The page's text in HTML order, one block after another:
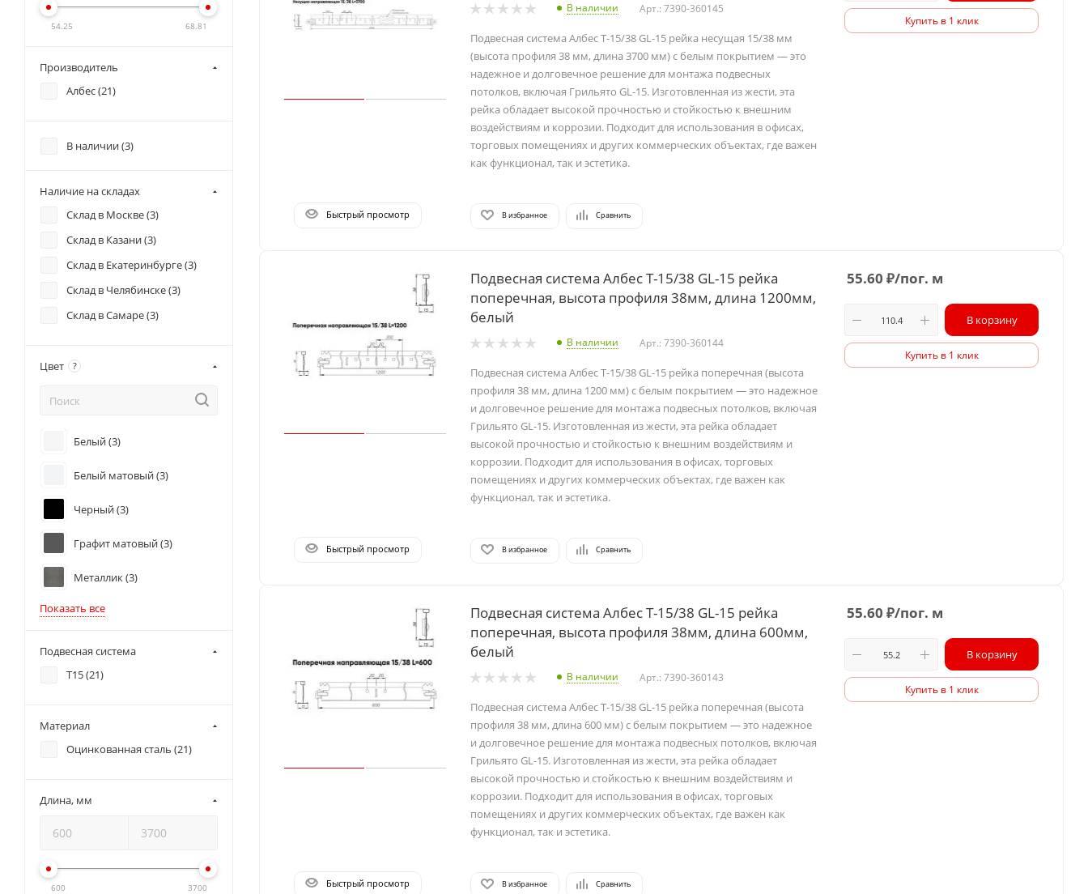
Быстрый просмотр
В наличии Арт.: 7390-360145
Подвесная система Албес T-15/38 GL-15 рейка несущая 15/38 мм
(высота профиля 38 мм, длина 3700 мм) с белым покрытием — это
надежное и долговечное решение для монтажа подвесных
потолков, включая Грильято GL-15. Изготовленная из жести, эта
рейка обладает высокой прочностью и стойкостью к внешним
воздействиям и коррозии. Подходит для использования в офисах,
торговых помещениях и других коммерческих объектах, где важен
как функционал, так и эстетика.
В избранное Сравнить
Купить в 1 клик
Быстрый просмотр
Подвесная система Албес Т-15/38 GL-15 рейка
поперечная, высота профиля 38мм, длина 1200мм,
белый
В наличии Арт.: 7390-360144
Подвесная система Албес Т-15/38 GL-15 рейка поперечная (высота
профиля 38 мм, длина 1200 мм) с белым покрытием — это надежное
и долговечное решение для монтажа подвесных потолков, включая
Грильято GL-15. Изготовленная из жести, эта рейка обладает
высокой прочностью и стойкостью к внешним воздействиям и
коррозии. Подходит для использования в офисах, торговых
помещениях и других коммерческих объектах, где важен как
функционал, так и эстетика.
В избранное Сравнить
55.60 ₽/пог. м
В корзину
Купить в 1 клик
Быстрый просмотр
Подвесная система Албес Т-15/38 GL-15 рейка
поперечная, высота профиля 38мм, длина 600мм,
белый
В наличии Арт.: 7390-360143
Подвесная система Албес Т-15/38 GL-15 рейка поперечная (высота
профиля 38 мм, длина 600 мм) с белым покрытием — это надежное
и долговечное решение для монтажа подвесных потолков, включая
Грильято GL-15. Изготовленная из жести, эта рейка обладает
высокой прочностью и стойкостью к внешним воздействиям и
коррозии. Подходит для использования в офисах, торговых
помещениях и других коммерческих объектах, где важен как
функционал, так и эстетика.
В избранное Сравнить
55.60 ₽/пог. м
В корзину
Купить в 1 клик
54.25 68.81
Производитель
Албес (21)
В наличии (3)
Наличие на складах
Склад в Москве (3)
Склад в Казани (3)
Склад в Екатеринбурге (3)
Склад в Челябинске (3)
Склад в Самаре (3)
Цвет ?
Белый (3)
Белый матовый (3)
Черный (3)
Графит матовый (3)
Металлик (3)
Показать все
Подвесная система
T15 (21)
Материал
Оцинкованная сталь (21)
Длина, мм
600 3700